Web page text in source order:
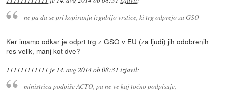
ne pa da se pri kopiranju izgubijo vrstice, ki trg odprejo za GSO
Ker imamo odkar je odprt trg z GSO v EU (za ljudi) jih odobrenih
res velik, manj kot dve?
111111111111 je 14. avg 2014 ob 08:31 izjavil:
ministrica podpiše ACTO, pa ne ve kaj točno podpisuje,